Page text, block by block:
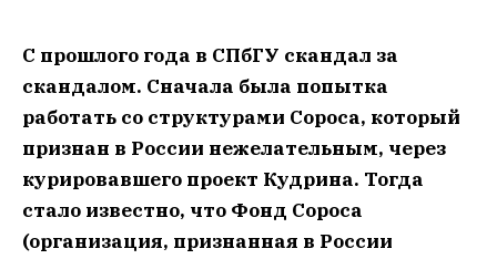
С прошлого года в СПбГУ скандал за
скандалом. Сначала была попытка
работать со структурами Сороса, который
признан в России нежелательным, через
курировавшего проект Кудрина. Тогда
стало известно, что Фонд Сороса
(организация, признанная в России